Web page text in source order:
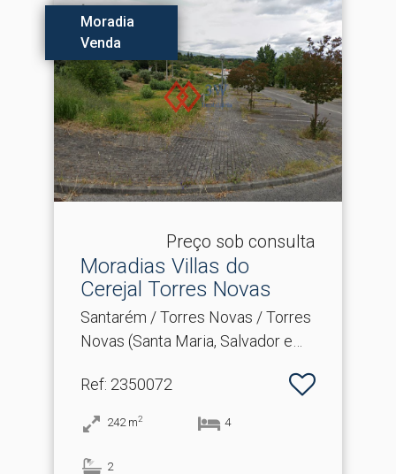
Moradia
Venda
Preço sob consulta
Moradias Villas do
Cerejal Torres Novas
Santarém / Torres Novas / Torres
Novas (Santa Maria, Salvador e
Ref: 2350072
242 m2 4
2